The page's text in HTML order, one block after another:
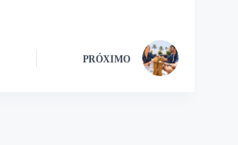
PRÓXIMO